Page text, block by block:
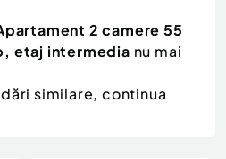
2 camere 55
etaj intermedia nu mai
similare, continua